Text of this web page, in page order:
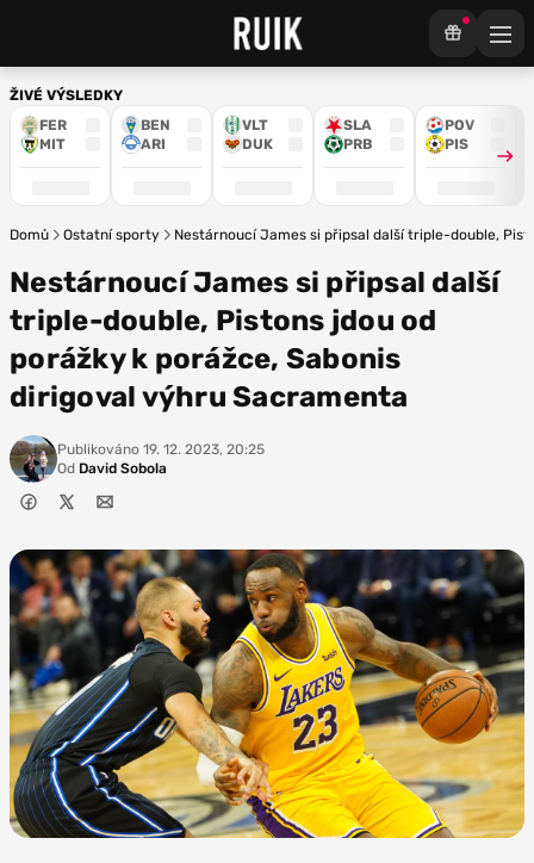
ŽIVÉ VÝSLEDKY
FER
MIT
BEN
ARI
VLT
DUK
SLA
PRB
POV
PIS
Domů Ostatní sporty Nestárnoucí James si připsal další triple-double,
Nestárnoucí James si připsal další
triple-double, Pistons jdou od
porážky k porážce, Sabonis
dirigoval výhru Sacramenta
Publikováno 19. 12. 2023, 20:25
Od David Sobola